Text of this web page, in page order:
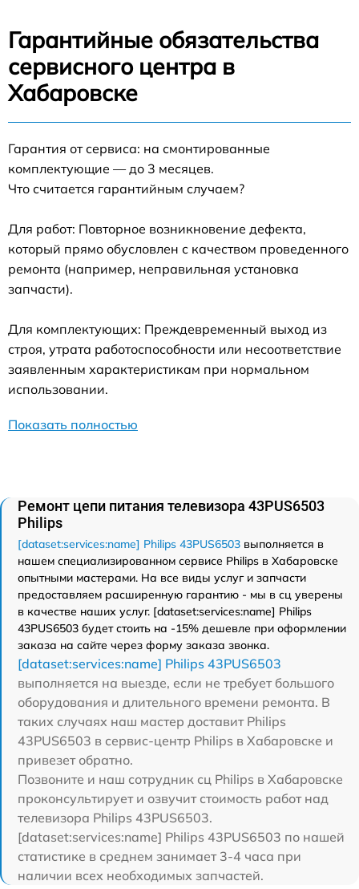
Гарантийные обязательства
сервисного центра в
Хабаровске
Гарантия от сервиса: на смонтированные
комплектующие — до 3 месяцев.
Что считается гарантийным случаем?
Для работ: Повторное возникновение дефекта,
который прямо обусловлен с качеством проведенного
ремонта (например, неправильная установка
запчасти).
Для комплектующих: Преждевременный выход из
строя, утрата работоспособности или несоответствие
заявленным характеристикам при нормальном
использовании.
Показать полностью
Ремонт цепи питания телевизора 43PUS6503
Philips
[dataset:services:name] Philips 43PUS6503 выполняется в
нашем специализированном сервисе Philips в Хабаровске
опытными мастерами. На все виды услуг и запчасти
предоставляем расширенную гарантию - мы в сц уверены
в качестве наших услуг. [dataset:services:name] Philips
43PUS6503 будет стоить на -15% дешевле при оформлении
заказа на сайте через форму заказа звонка.
[dataset:services:name] Philips 43PUS6503
выполняется на выезде, если не требует большого
оборудования и длительного времени ремонта. В
таких случаях наш мастер доставит Philips
43PUS6503 в сервис-центр Philips в Хабаровске и
привезет обратно.
Позвоните и наш сотрудник сц Philips в Хабаровске
проконсультирует и озвучит стоимость работ над
телевизора Philips 43PUS6503.
[dataset:services:name] Philips 43PUS6503 по нашей
статистике в среднем занимает 3-4 часа при
наличии всех необходимых запчастей.